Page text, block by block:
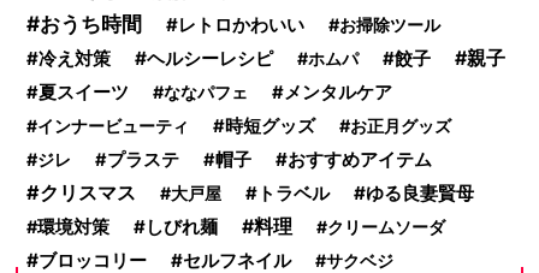
おうち時間 レトロかわいい お掃除ツール
冷え対策 ヘルシーレシピ ホムパ 餃子 親子
夏スイーツ ななパフェ メンタルケア
インナービューティ 時短グッズ
お正月グッズ
ジレ
プラステ 帽子 おすすめアイテム
クリスマス 大戸屋 トラベル ゆる良妻賢母
環境対策 しびれ麺 料理 クリームソーダ
ブロッコリー セルフネイル サクベジ